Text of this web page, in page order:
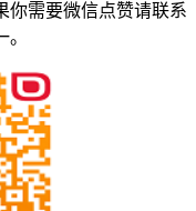
你需要微信点赞请联系